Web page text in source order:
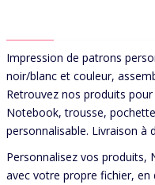
Impression de patrons
noir/blanc et couleur,
Retrouvez nos produits
Notebook, trousse,
personnalisable. Livraison à
Personnalisez vos
avec votre propre fichier,